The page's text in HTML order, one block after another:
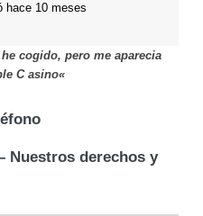
hace 10 meses
cogido, pero me aparecia
C asino«
Nuestros derechos y